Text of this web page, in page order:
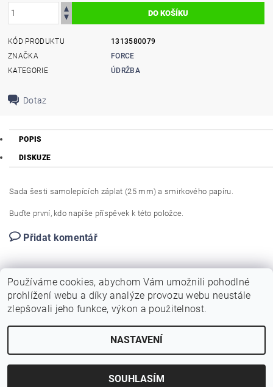
KÓD PRODUKTU
1313580079
ZNAČKA
FORCE
KATEGORIE
ÚDRŽBA
Dotaz
POPIS
DISKUZE
Sada šesti samolepících záplat (25 mm) a smirkového papíru.
Buďte první, kdo napíše příspěvek k této položce.
Přidat komentář
2026 © Birotarius, všechna práva vyhrazenaUpravit nastavení cookies
Vytvořil Shoptet
Používáme cookies, abychom Vám umožnili pohodlné
prohlížení webu a díky analýze provozu webu neustále
zlepšovali jeho funkce, výkon a použitelnost.
NASTAVENÍ
SOUHLASÍM